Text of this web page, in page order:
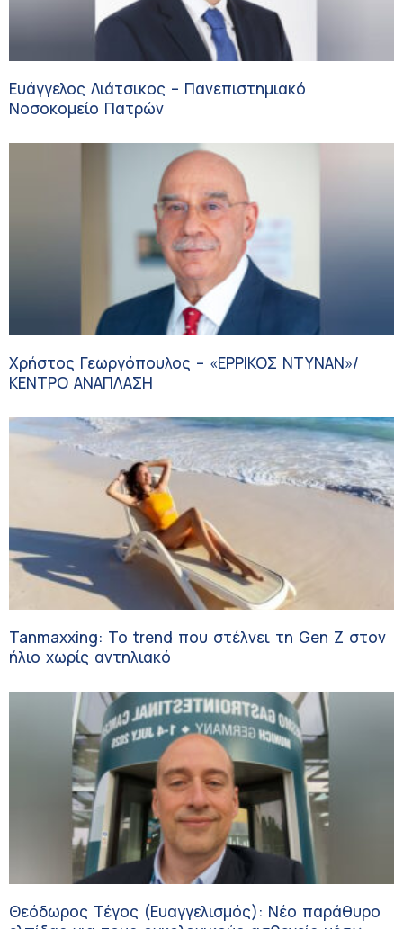
Ευάγγελος Λιάτσικος – Πανεπιστημιακό
Νοσοκομείο Πατρών
Χρήστος Γεωργόπουλος – «ΕΡΡΙΚΟΣ ΝΤΥΝΑΝ»/
ΚΕΝΤΡΟ ΑΝΑΠΛΑΣΗ
Tanmaxxing: To trend που στέλνει τη Gen Z στον
ήλιο χωρίς αντηλιακό
Θεόδωρος Τέγος (Ευαγγελισμός): Νέο παράθυρο